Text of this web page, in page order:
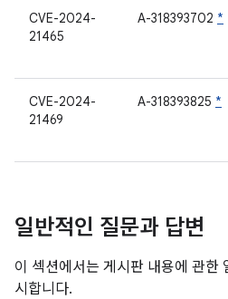
CVE-2024-
21465
A-318393702 *
CVE-2024-
21469
A-318393825 *
일반적인 질문과 답변
이 섹션에서는 게시판 내용에 관한
시합니다.